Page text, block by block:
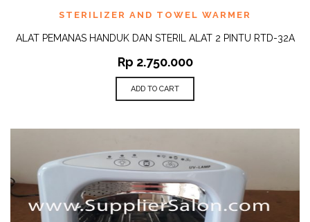
STERILIZER AND TOWEL WARMER
ALAT PEMANAS HANDUK DAN STERIL ALAT 2 PINTU RTD-32A
Rp 2.750.000
ADD TO CART